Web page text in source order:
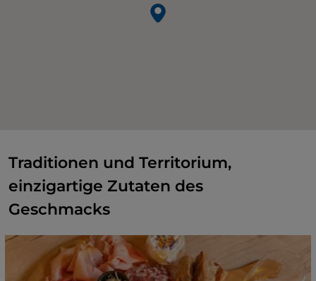
Traditionen und Territorium,
einzigartige Zutaten des
Geschmacks